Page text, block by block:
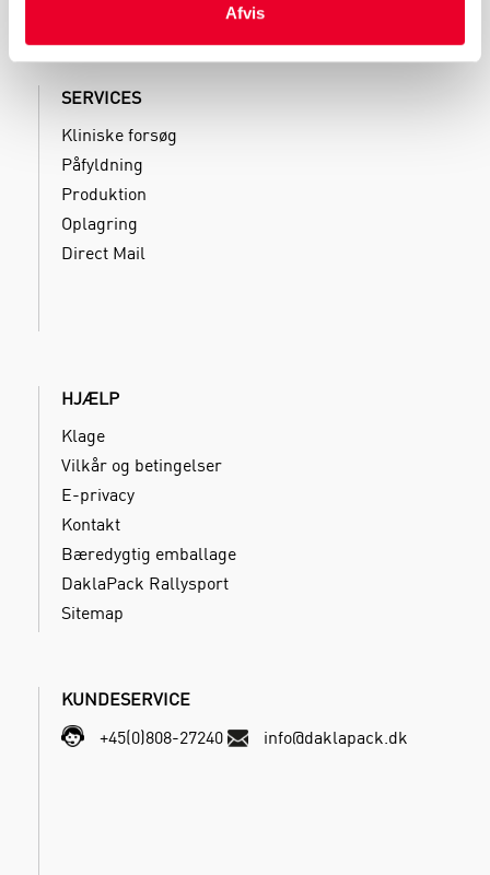
Afvis
SERVICES
Kliniske forsøg
Påfyldning
Produktion
Oplagring
Direct Mail
HJÆLP
Klage
Vilkår og betingelser
E-privacy
Kontakt
Bæredygtig emballage
DaklaPack Rallysport
Sitemap
KUNDESERVICE
+45(0)808-27240
info@daklapack.dk